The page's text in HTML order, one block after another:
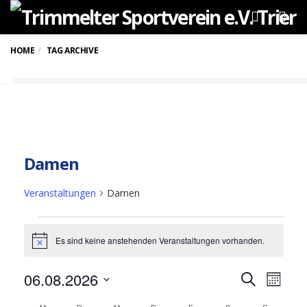
HOME TAG ARCHIVE
Damen
Veranstaltungen Damen
Veranstaltungen
HinweisEs sind keine anstehenden Veranstaltungen vorhanden.
SucheMonat
06.08.2026